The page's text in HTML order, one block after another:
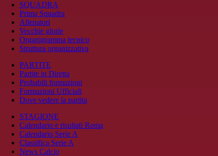
SQUADRA
Prima Squadra
Allenatori
Vecchie glorie
Organigramma tecnico
Struttura organizzativa
PARTITE
Partite in Diretta
Probabili formazioni
Formazioni Ufficiali
Dove vedere la partita
STAGIONE
Calendario e risultati Roma
Calendario Serie A
Classifica Serie A
News Calcio